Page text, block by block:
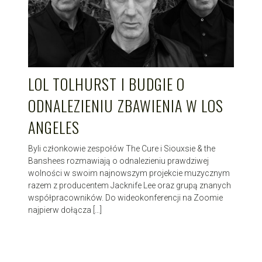
LOL TOLHURST I BUDGIE O
ODNALEZIENIU ZBAWIENIA W LOS
ANGELES
Byli członkowie zespołów The Cure i Siouxsie & the
Banshees rozmawiają o odnalezieniu prawdziwej
wolności w swoim najnowszym projekcie muzycznym
razem z producentem Jacknife Lee oraz grupą znanych
współpracowników. Do wideokonferencji na Zoomie
najpierw dołącza […]